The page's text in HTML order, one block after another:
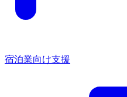
宿泊業向け支援